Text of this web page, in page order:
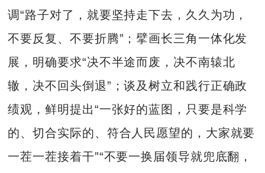
调“路子对了，就要坚持走下去，久久为功，
不要反复、不要折腾”；擘画长三角一体化发
展，明确要求“决不半途而废，决不南辕北
辙，决不回头倒退”；谈及树立和践行正确政
绩观，鲜明提出“一张好的蓝图，只要是科学
的、切合实际的、符合人民愿望的，大家就要
一茬一茬接着干”“不要一换届领导就兜底翻，